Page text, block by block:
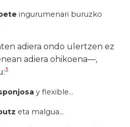
ingurumenari buruzko
adiera ondo ulertzen ez
adiera ohikoena—,
3
y flexible…
eta malgua…